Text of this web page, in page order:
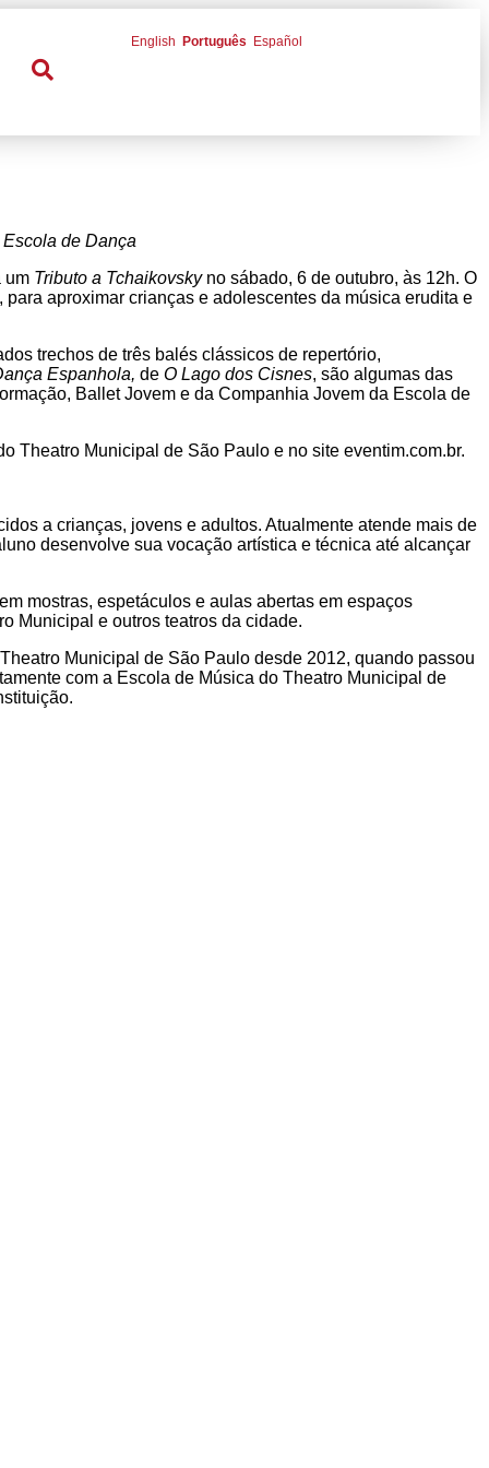
English Português Español
Escola de Dança
um Tributo a Tchaikovskyno sábado, 6 de outubro, às 12h. O
aproximar crianças e adolescentes da música erudita e
trechos de três balés clássicos de repertório,
Espanhola, de O Lago dos Cisnes, são algumas das
Ballet Jovem e da Companhia Jovem da Escola de
Theatro Municipal de São Paulo e no site eventim.com.br.
a crianças, jovens e adultos. Atualmente atende mais de
desenvolve sua vocação artística e técnica até alcançar
mostras, espetáculos e aulas abertas em espaços
Municipal e outros teatros da cidade.
Municipal de São Paulo desde 2012, quando passou
com a Escola de Música do Theatro Municipal de